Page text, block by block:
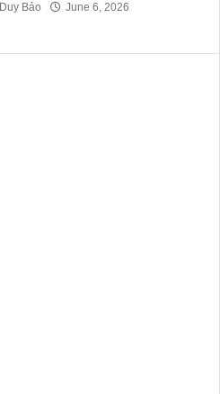
Duy Bảo June 6, 2026